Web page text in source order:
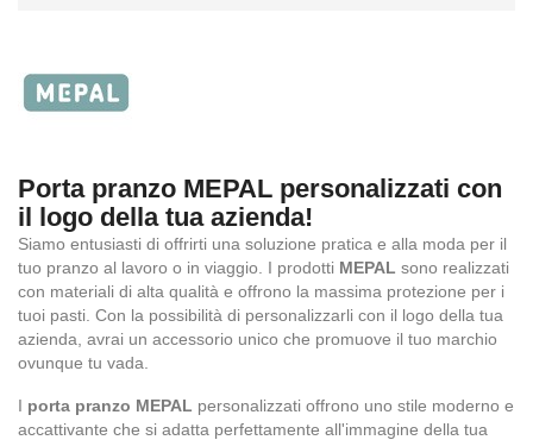
Porta pranzo MEPAL personalizzati con
il logo della tua azienda!
Siamo entusiasti di offrirti una soluzione pratica e alla moda per il
tuo pranzo al lavoro o in viaggio. I prodotti MEPAL sono realizzati
con materiali di alta qualità e offrono la massima protezione per i
tuoi pasti. Con la possibilità di personalizzarli con il logo della tua
azienda, avrai un accessorio unico che promuove il tuo marchio
ovunque tu vada.
I porta pranzo MEPAL personalizzati offrono uno stile moderno e
accattivante che si adatta perfettamente all'immagine della tua